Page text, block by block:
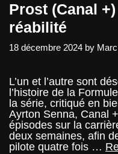
Prost (Canal
réabilité
18 décembre 2024 by
L’un et l’autre sont
l’histoire de la
la série, critiqué en
Ayrton Senna, Canal
épisodes sur la
deux semaines, afin
pilote quatre fois …